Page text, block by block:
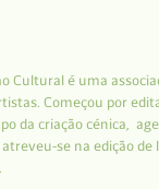
Cultural é uma
Começou por
da criação cénica,
se na edição de